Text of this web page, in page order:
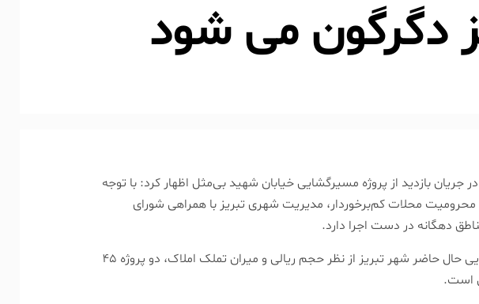
دگرگون می شود
جریان بازدید از پروژه مسیرگشایی خیابان شهید بی‌مثل اظهار کرد: با توجه
محلات کم‌برخوردار، مدیریت شهری تبریز با همراهی شورای
دهگانه در دست اجرا دارد.
وی ادامه داد: بزرگترین پروژه‌های مسیرگشایی حال حاضر شهر تبریز از نظر حجم ریالی و میران تملک املاک، دو پروژه ۴۵
است.